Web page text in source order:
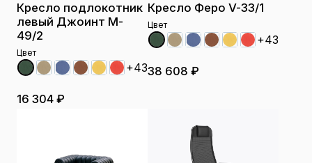
Кресло подлокотник
левый Джоинт M-
49/2
Цвет
+43
16 304 ₽
Кресло Феро V-33/1
Цвет
+43
38 608 ₽